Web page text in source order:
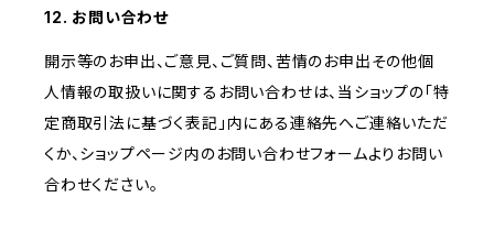
12. お問い合わせ
開示等のお申出、ご意見、ご質問、苦情のお申出その他個
人情報の取扱いに関するお問い合わせは、当ショップの「特
定商取引法に基づく表記」内にある連絡先へご連絡いただ
くか、ショップページ内のお問い合わせフォームよりお問い
合わせください。